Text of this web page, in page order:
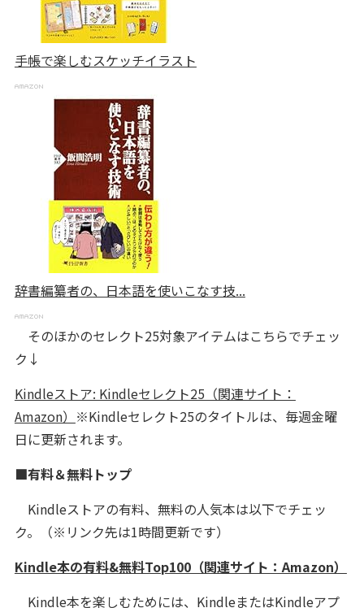
手帳で楽しむスケッチイラスト
辞書編纂者の、日本語を使いこなす技...
そのほかのセレクト25対象アイテムはこちらでチェッ
ク↓
Kindleストア: Kindleセレクト25（関連サイト：
Amazon） ※Kindleセレクト25のタイトルは、毎週金曜
日に更新されます。
■有料＆無料トップ
Kindleストアの有料、無料の人気本は以下でチェッ
ク。（※リンク先は1時間更新です）
Kindle本の有料&無料Top100（関連サイト：Amazon）
Kindle本を楽しむためには、KindleまたはKindleアプ